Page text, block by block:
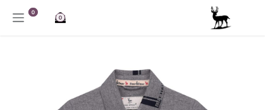
تخطي للذهاب إلى المحتوى
0
0